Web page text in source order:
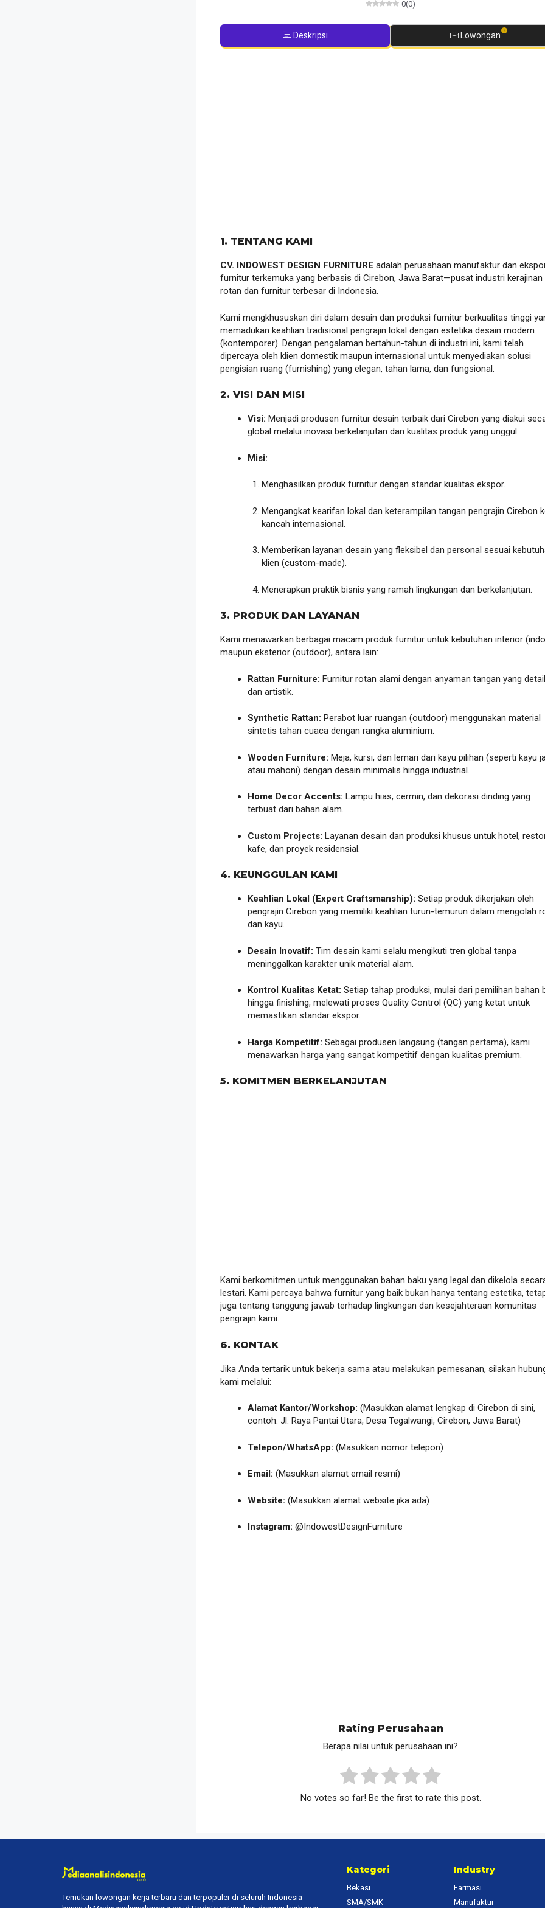
0(0)
Deskripsi Lowongan
1. TENTANG KAMI
CV. INDOWEST DESIGN FURNITURE adalah perusahaan manufaktur dan
furnitur terkemuka yang berbasis di Cirebon, Jawa Barat—pusat industri kerajinan
rotan dan furnitur terbesar di Indonesia.
Kami mengkhususkan diri dalam desain dan produksi furnitur berkualitas tinggi
memadukan keahlian tradisional pengrajin lokal dengan estetika desain modern
(kontemporer). Dengan pengalaman bertahun-tahun di industri ini, kami telah
dipercaya oleh klien domestik maupun internasional untuk menyediakan solusi
pengisian ruang (furnishing) yang elegan, tahan lama, dan fungsional.
2. VISI DAN MISI
Visi: Menjadi produsen furnitur desain terbaik dari Cirebon yang diakui
global melalui inovasi berkelanjutan dan kualitas produk yang unggul.
Misi:
Menghasilkan produk furnitur dengan standar kualitas ekspor.
Mengangkat kearifan lokal dan keterampilan tangan pengrajin Cirebon
kancah internasional.
Memberikan layanan desain yang fleksibel dan personal sesuai
klien (custom-made).
Menerapkan praktik bisnis yang ramah lingkungan dan berkelanjutan.
3. PRODUK DAN LAYANAN
Kami menawarkan berbagai macam produk furnitur untuk kebutuhan interior
maupun eksterior (outdoor), antara lain:
Rattan Furniture: Furnitur rotan alami dengan anyaman tangan yang detail
dan artistik.
Synthetic Rattan: Perabot luar ruangan (outdoor) menggunakan material
sintetis tahan cuaca dengan rangka aluminium.
Wooden Furniture: Meja, kursi, dan lemari dari kayu pilihan (seperti kayu
atau mahoni) dengan desain minimalis hingga industrial.
Home Decor Accents: Lampu hias, cermin, dan dekorasi dinding yang
terbuat dari bahan alam.
Custom Projects: Layanan desain dan produksi khusus untuk hotel,
kafe, dan proyek residensial.
4. KEUNGGULAN KAMI
Keahlian Lokal (Expert Craftsmanship): Setiap produk dikerjakan oleh
pengrajin Cirebon yang memiliki keahlian turun-temurun dalam mengolah
dan kayu.
Desain Inovatif: Tim desain kami selalu mengikuti tren global tanpa
meninggalkan karakter unik material alam.
Kontrol Kualitas Ketat: Setiap tahap produksi, mulai dari pemilihan bahan
hingga finishing, melewati proses Quality Control (QC) yang ketat untuk
memastikan standar ekspor.
Harga Kompetitif: Sebagai produsen langsung (tangan pertama), kami
menawarkan harga yang sangat kompetitif dengan kualitas premium.
5. KOMITMEN BERKELANJUTAN
Kami berkomitmen untuk menggunakan bahan baku yang legal dan dikelola
lestari. Kami percaya bahwa furnitur yang baik bukan hanya tentang estetika,
juga tentang tanggung jawab terhadap lingkungan dan kesejahteraan komunitas
pengrajin kami.
6. KONTAK
Jika Anda tertarik untuk bekerja sama atau melakukan pemesanan, silakan
kami melalui:
Alamat Kantor/Workshop: (Masukkan alamat lengkap di Cirebon di sini,
contoh: Jl. Raya Pantai Utara, Desa Tegalwangi, Cirebon, Jawa Barat)
Telepon/WhatsApp: (Masukkan nomor telepon)
Email: (Masukkan alamat email resmi)
Website: (Masukkan alamat website jika ada)
Instagram: @IndowestDesignFurniture
Rating Perusahaan
Berapa nilai untuk perusahaan ini?
No votes so far! Be the first to rate this post.
Temukan lowongan kerja terbaru dan terpopuler di seluruh Indonesia
Kategori
Bekasi
SMA/SMK
Industry
Farmasi
Manufaktur